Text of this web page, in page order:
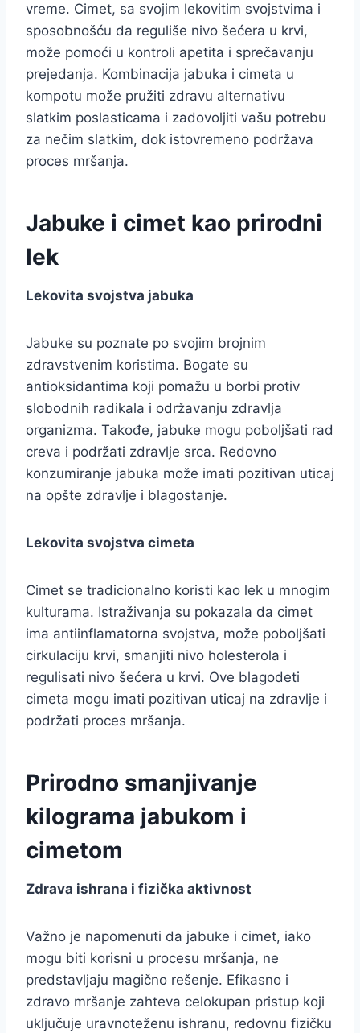
vreme. Cimet, sa svojim lekovitim svojstvima i
sposobnošću da reguliše nivo šećera u krvi,
može pomoći u kontroli apetita i sprečavanju
prejedanja. Kombinacija jabuka i cimeta u
kompotu može pružiti zdravu alternativu
slatkim poslasticama i zadovoljiti vašu potrebu
za nečim slatkim, dok istovremeno podržava
proces mršanja.
Jabuke i cimet kao prirodni
lek
Lekovita svojstva jabuka
Jabuke su poznate po svojim brojnim
zdravstvenim koristima. Bogate su
antioksidantima koji pomažu u borbi protiv
slobodnih radikala i održavanju zdravlja
organizma. Takođe, jabuke mogu poboljšati rad
creva i podržati zdravlje srca. Redovno
konzumiranje jabuka može imati pozitivan uticaj
na opšte zdravlje i blagostanje.
Lekovita svojstva cimeta
Cimet se tradicionalno koristi kao lek u mnogim
kulturama. Istraživanja su pokazala da cimet
ima antiinflamatorna svojstva, može poboljšati
cirkulaciju krvi, smanjiti nivo holesterola i
regulisati nivo šećera u krvi. Ove blagodeti
cimeta mogu imati pozitivan uticaj na zdravlje i
podržati proces mršanja.
Prirodno smanjivanje
kilograma jabukom i
cimetom
Zdrava ishrana i fizička aktivnost
Važno je napomenuti da jabuke i cimet, iako
mogu biti korisni u procesu mršanja, ne
predstavljaju magično rešenje. Efikasno i
zdravo mršanje zahteva celokupan pristup koji
uključuje uravnoteženu ishranu, redovnu fizičku